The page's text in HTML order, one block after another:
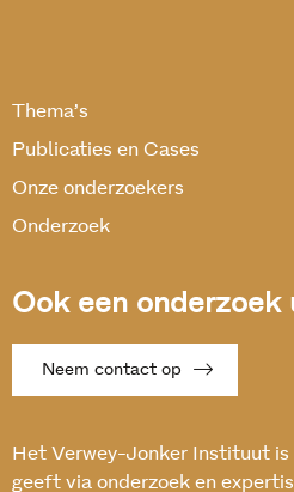
Thema’s
Publicaties en Cases
Onze onderzoekers
Onderzoek
Ook een onderzoek
Neem contact op
Het Verwey-Jonker Instituut is
geeft via onderzoek en